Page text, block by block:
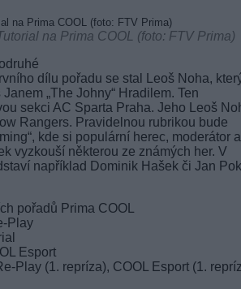
na Prima COOL (foto: FTV Prima)
dílu pořadu se stal Leoš Noha,
„The Johny“ Hradilem. Ten
sekci AC Sparta Praha. Jeho Leoš
Rangers. Pravidelnou rubrikou bude
kde si populární herec, moderátor a
vyzkouší některou ze známých her. V
například Dominik Hašek či Jan
pořadů Prima COOL
Play
Esport
Play (1. repríza), COOL Esport (1.